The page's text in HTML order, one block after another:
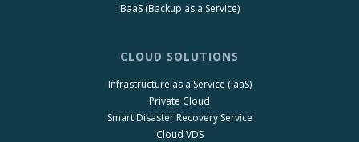
BaaS (Backup as a Service)
CLOUD SOLUTIONS
Infrastructure as a Service (IaaS)
Private Cloud
Smart Disaster Recovery Service
Cloud VDS